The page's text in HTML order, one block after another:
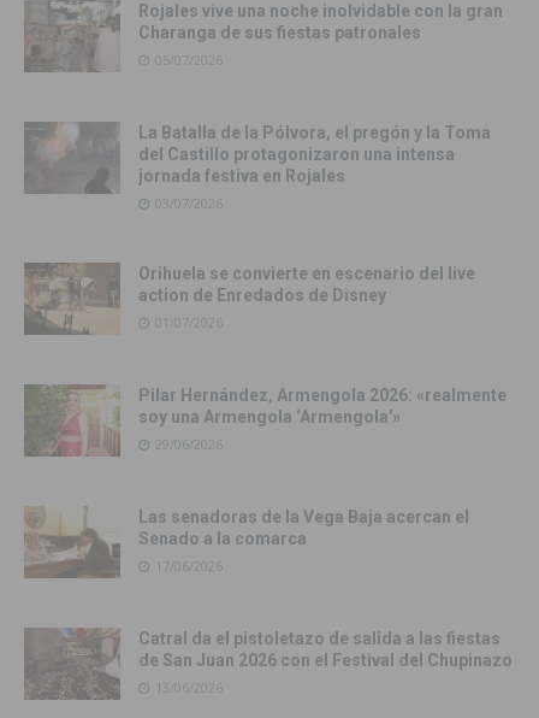
Rojales vive una noche inolvidable con la gran
Charanga de sus fiestas patronales
05/07/2026
La Batalla de la Pólvora, el pregón y la Toma
del Castillo protagonizaron una intensa
jornada festiva en Rojales
03/07/2026
Orihuela se convierte en escenario del live
action de Enredados de Disney
01/07/2026
Pilar Hernández, Armengola 2026: «realmente
soy una Armengola ‘Armengola'»
29/06/2026
Las senadoras de la Vega Baja acercan el
Senado a la comarca
17/06/2026
Catral da el pistoletazo de salida a las fiestas
de San Juan 2026 con el Festival del Chupinazo
13/06/2026